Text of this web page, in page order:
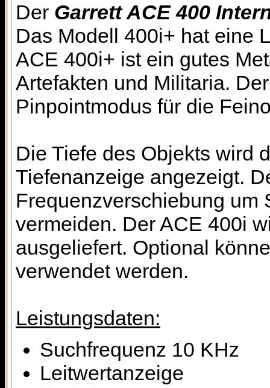
Der Garrett ACE 400
Das Modell 400i+ hat eine
ACE 400i+ ist ein gutes
Artefakten und Militaria.
Pinpointmodus für die
Die Tiefe des Objekts wird
Tiefenanzeige angezeigt.
Frequenzverschiebung um
vermeiden. Der ACE 400i
ausgeliefert. Optional
verwendet werden.
Leistungsdaten:
Suchfrequenz 10 KHz
Leitwertanzeige